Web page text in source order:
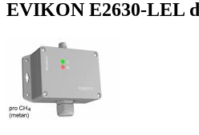
EVIKON E2630-LEL